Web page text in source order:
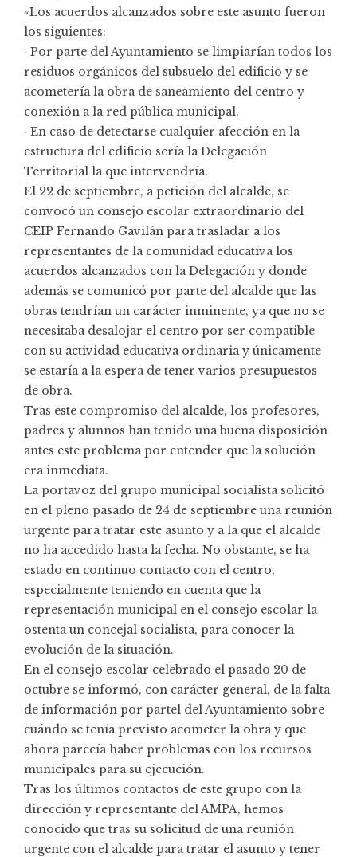
«Los acuerdos alcanzados sobre este asunto fueron
los siguientes:
· Por parte del Ayuntamiento se limpiarían todos los
residuos orgánicos del subsuelo del edificio y se
acometería la obra de saneamiento del centro y
conexión a la red pública municipal.
· En caso de detectarse cualquier afección en la
estructura del edificio sería la Delegación
Territorial la que intervendría.
El 22 de septiembre, a petición del alcalde, se
convocó un consejo escolar extraordinario del
CEIP Fernando Gavilán para trasladar a los
representantes de la comunidad educativa los
acuerdos alcanzados con la Delegación y donde
además se comunicó por parte del alcalde que las
obras tendrían un carácter inminente, ya que no se
necesitaba desalojar el centro por ser compatible
con su actividad educativa ordinaria y únicamente
se estaría a la espera de tener varios presupuestos
de obra.
Tras este compromiso del alcalde, los profesores,
padres y alunnos han tenido una buena disposición
antes este problema por entender que la solución
era inmediata.
La portavoz del grupo municipal socialista solicitó
en el pleno pasado de 24 de septiembre una reunión
urgente para tratar este asunto y a la que el alcalde
no ha accedido hasta la fecha. No obstante, se ha
estado en continuo contacto con el centro,
especialmente teniendo en cuenta que la
representación municipal en el consejo escolar la
ostenta un concejal socialista, para conocer la
evolución de la situación.
En el consejo escolar celebrado el pasado 20 de
octubre se informó, con carácter general, de la falta
de información por partel del Ayuntamiento sobre
cuándo se tenía previsto acometer la obra y que
ahora parecía haber problemas con los recursos
municipales para su ejecución.
Tras los últimos contactos de este grupo con la
dirección y representante del AMPA, hemos
conocido que tras su solicitud de una reunión
urgente con el alcalde para tratar el asunto y tener